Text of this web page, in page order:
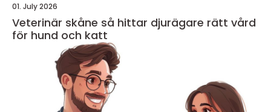
01. July 2026
Veterinär skåne så hittar djurägare rätt vård
för hund och katt